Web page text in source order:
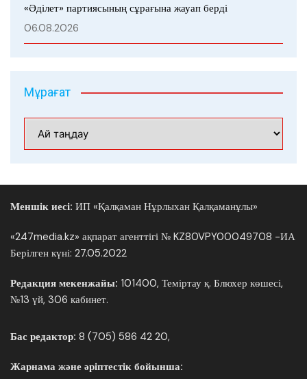
«Әділет» партиясының сұрағына жауап берді
06.08.2026
Мұрағат
Меншік иесі: ИП «Қалқаман Нұрлыхан Қалқаманұлы»
«247media.kz» ақпарат агенттігі № KZ80VPY00049708 -ИА
Берілген күні: 27.05.2022
Редакция мекенжайы: 101400, Теміртау қ. Блюхер көшесі,
№13 үй, 306 кабинет.
Бас редактор: 8 (705) 586 42 20,
Жарнама және әріптестік бойынша: